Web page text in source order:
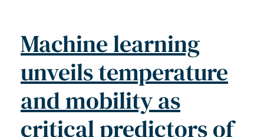
Machine learning
unveils temperature
and mobility as
critical predictors of